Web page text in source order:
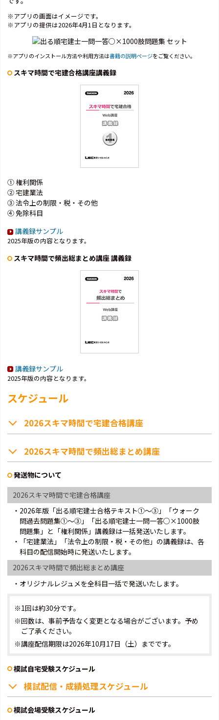
※アプリの画面はイメージです。
※アプリの提供は2026年4月1日となります。
※アプリのインストール方法や利用方法は書籍の説明ページをご覧ください。
スキマ時間で宅建合格講座講義録
① 権利関係
② 宅建業法
③ 法令上の制限・税・その他
④ 免除科目
講義録サンプル
2025年版の内容となります。
スキマ時間で頻出総まとめ講座 講義録
講義録サンプル
2025年版の内容となります。
スケジュール
2026スキマ時間で宅建合格講座
2026スキマ時間で頻出総まとめ講座
発送物について
2026スキマ時間で宅建合格講座
・2026年版「出る順宅建士合格テキスト①～③」「ウォーク
問過去問題集①～③」「出る順宅建士一問一答○×1000肢
問題集」と「権利関係」講義録は一括発送いたします。
・「宅建業法」「法令上の制限・税・その他」の講義録は、各
科目の配信開始時に発送いたします。
2026スキマ時間で頻出総まとめ講座
・オリジナルレジュメを全科目一括で発送いたします。
※1回は約30分です。
※回数は、事前予告なく変更となる場合がございます。予め
ご了承ください。
※講座配信期限は2026年10月17日（土）までです。
模試自宅受験スケジュール
模試配信・成績処理スケジュール
模試会場受験スケジュール